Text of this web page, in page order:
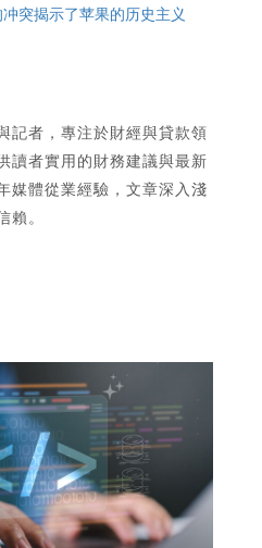
突揭示了苹果的历史主义
記者，專注於財經與貸款領
讀者實用的財務建議與最新
媒體從業經驗，文章深入淺
賴。